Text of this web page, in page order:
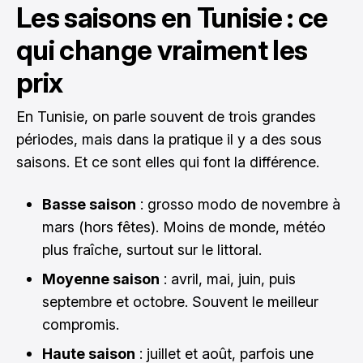
Les saisons en Tunisie : ce
qui change vraiment les
prix
En Tunisie, on parle souvent de trois grandes
périodes, mais dans la pratique il y a des sous
saisons. Et ce sont elles qui font la différence.
Basse saison : grosso modo de novembre à
mars (hors fêtes). Moins de monde, météo
plus fraîche, surtout sur le littoral.
Moyenne saison : avril, mai, juin, puis
septembre et octobre. Souvent le meilleur
compromis.
Haute saison : juillet et août, parfois une